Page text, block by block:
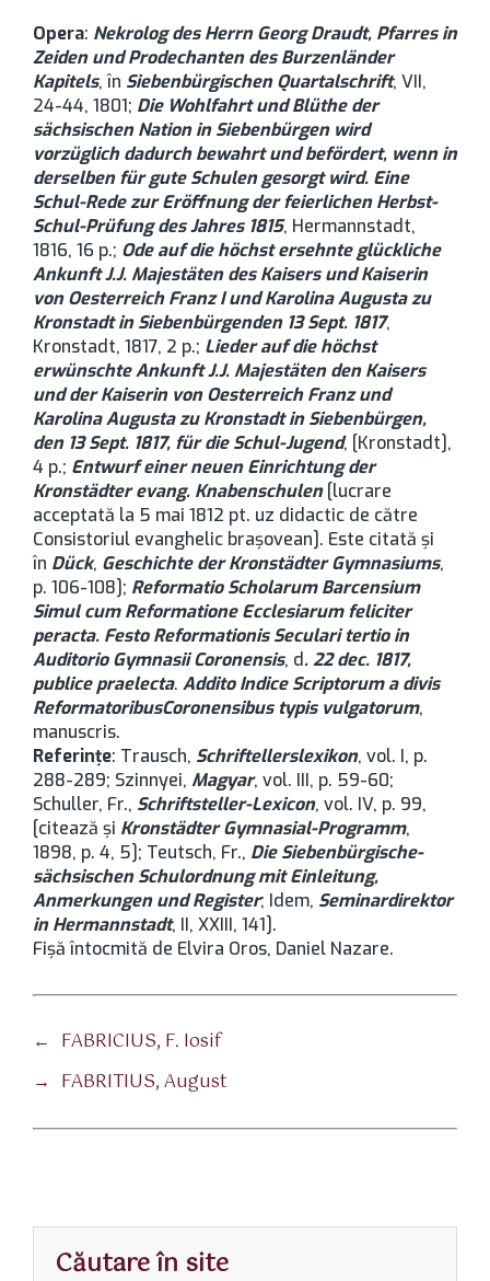
Opera: Nekrolog des Herrn Georg Draudt, Pfarres in
Zeiden und Prodechanten des Burzenländer
Kapitels, în Siebenbürgischen Quartalschrift, VII,
24-44, 1801; Die Wohlfahrt und Blüthe der
sächsischen Nation in Siebenbürgen wird
vorzüglich dadurch bewahrt und befördert, wenn in
derselben für gute Schulen gesorgt wird. Eine
Schul-Rede zur Eröffnung der feierlichen Herbst-
Schul-Prüfung des Jahres 1815, Hermannstadt,
1816, 16 p.; Ode auf die höchst ersehnte glückliche
Ankunft J.J. Majestäten des Kaisers und Kaiserin
von Oesterreich Franz I und Karolina Augusta zu
Kronstadt in Siebenbürgenden 13 Sept. 1817,
Kronstadt, 1817, 2 p.; Lieder auf die höchst
erwünschte Ankunft J.J. Majestäten den Kaisers
und der Kaiserin von Oesterreich Franz und
Karolina Augusta zu Kronstadt in Siebenbürgen,
den 13 Sept. 1817, für die Schul-Jugend, [Kronstadt],
4 p.; Entwurf einer neuen Einrichtung der
Kronstädter evang. Knabenschulen[lucrare
acceptată la 5 mai 1812 pt. uz didactic de către
Consistoriul evanghelic braşovean]. Este citată şi
în Dück, Geschichte der Kronstädter Gymnasiums,
p. 106-108]; Reformatio Scholarum Barcensium
Simul cum Reformatione Ecclesiarum feliciter
peracta. Festo Reformationis Seculari tertio in
Auditorio Gymnasii Coronensis, d. 22 dec. 1817,
publice praelecta. Addito Indice Scriptorum a divis
ReformatoribusCoronensibus typis vulgatorum,
manuscris.
Referinţe: Trausch, Schriftellerslexikon, vol. I, p.
288-289; Szinnyei, Magyar, vol. III, p. 59-60;
Schuller, Fr., Schriftsteller-Lexicon, vol. IV, p. 99,
[citează şi Kronstädter Gymnasial-Programm,
1898, p. 4, 5]; Teutsch, Fr., Die Siebenbürgische-
sächsischen Schulordnung mit Einleitung,
Anmerkungen und Register; Idem, Seminardirektor
in Hermannstadt, II, XXIII, 141].
Fișă întocmită de Elvira Oros, Daniel Nazare.
← FABRICIUS, F. Iosif
→ FABRITIUS, August
Căutare în site